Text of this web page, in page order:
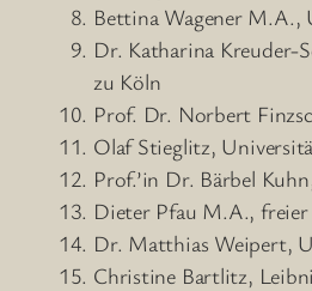
Bettina Wagener M.A.,
Dr. Katharina Kreuder-
zu Köln
Prof. Dr. Norbert
Olaf Stieglitz,
Prof.’in Dr. Bärbel
Dieter Pfau M.A.,
Dr. Matthias Weipert,
Christine Bartlitz,